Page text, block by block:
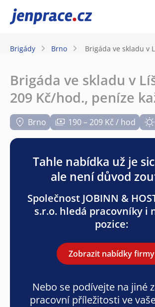
JenPráce.cz
Brigády Brno Brigáda ve skladu v
Brigáda ve skladu v
209 Kč/hod., peníze
Brno 190 – 209 Kč / hod
Tahle nabídka už je
ale není důvod
Společnost JOBINN &
s.r.o. hledá pracovníky i
pozice:
Zobrazit nabídky firmy
Nebo se podívejte na jiné
pracovní příležitosti ve